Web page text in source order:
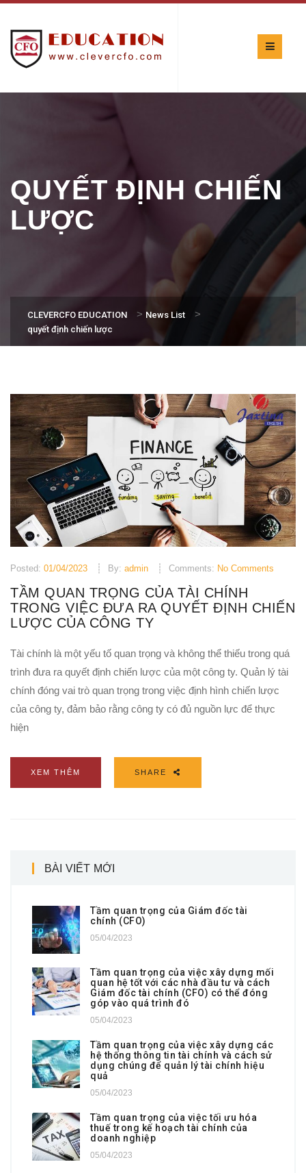
QUYẾT ĐỊNH CHIẾN
LƯỢC
CLEVERCFO EDUCATION > News List >
quyết định chiến lược
Posted: 01/04/2023 By: admin Comments: No Comments
TẦM QUAN TRỌNG CỦA TÀI CHÍNH
TRONG VIỆC ĐƯA RA QUYẾT ĐỊNH CHIẾN
LƯỢC CỦA CÔNG TY
Tài chính là một yếu tố quan trọng và không thể thiếu trong quá
trình đưa ra quyết định chiến lược của một công ty. Quản lý tài
chính đóng vai trò quan trọng trong việc định hình chiến lược
của công ty, đảm bảo rằng công ty có đủ nguồn lực để thực
hiện
XEM THÊM SHARE
BÀI VIẾT MỚI
Tầm quan trọng của Giám đốc tài
chính (CFO)
05/04/2023
Tầm quan trọng của việc xây dựng mối
quan hệ tốt với các nhà đầu tư và cách
Giám đốc tài chính (CFO) có thể đóng
góp vào quá trình đó
05/04/2023
Tầm quan trọng của việc xây dựng các
hệ thống thông tin tài chính và cách sử
dụng chúng để quản lý tài chính hiệu
quả
05/04/2023
Tầm quan trọng của việc tối ưu hóa
thuế trong kế hoạch tài chính của
doanh nghiệp
05/04/2023